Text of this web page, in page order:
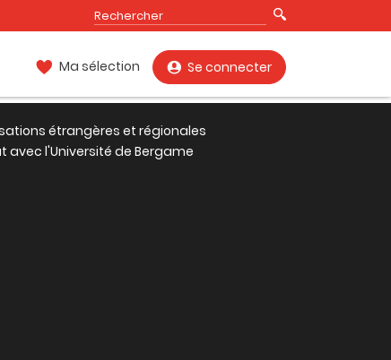
Ma sélection Se connecter
étrangères et régionales
l'Université de Bergame